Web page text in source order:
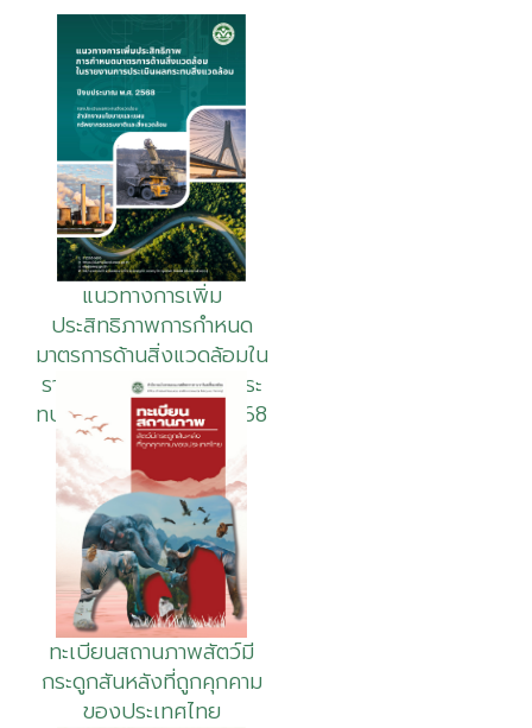
แนวทางการเพิ่ม
ประสิทธิภาพการกำหนด
มาตรการด้านสิ่งแวดล้อมใน
รายงานการประเมินผลกระ
ทบสิ่งแวดล้อม พ.ศ. 2568
ทะเบียนสถานภาพสัตว์มี
กระดูกสันหลังที่ถูกคุกคาม
ของประเทศไทย